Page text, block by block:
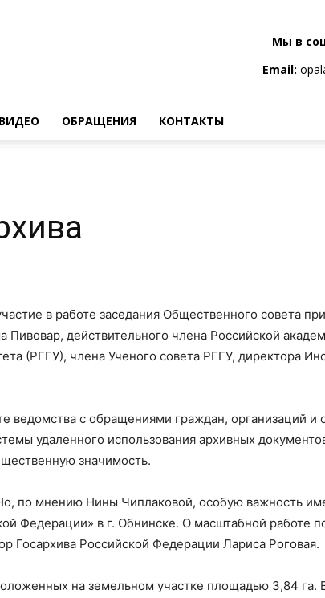
Мы в
Email:
ВИДЕО ОБРАЩЕНИЯ КОНТАКТЫ
в работе заседания Общественного совета
действительного члена Российской
(РГГУ), члена Ученого совета РГГУ, директора
ведомства с обращениями граждан, организаций и
удаленного использования архивных
значимость.
по мнению Нины Чиплаковой, особую важность
Федерации» в г. Обнинске. О масштабной работе
Госархива Российской Федерации Лариса Роговая.
на земельном участке площадью 3,84 га.